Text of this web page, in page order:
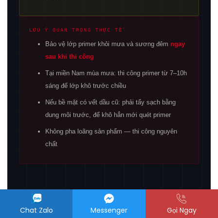
LƯU Ý QUAN TRỌNG THỰC TẾ
Bảo vệ lớp primer khỏi mưa và sương đêm ngay
sau khi thi công
Tại miền Nam mùa mưa: thi công primer từ 7–10h
sáng để lớp khô trước chiều
Nếu bề mặt có vết dầu cũ: phải tẩy sạch bằng
dung môi trước, để khô hẳn mới quét primer
Không pha loãng sản phẩm — thi công nguyên
chất
Chat Zalo Messenger Gọi Ngay